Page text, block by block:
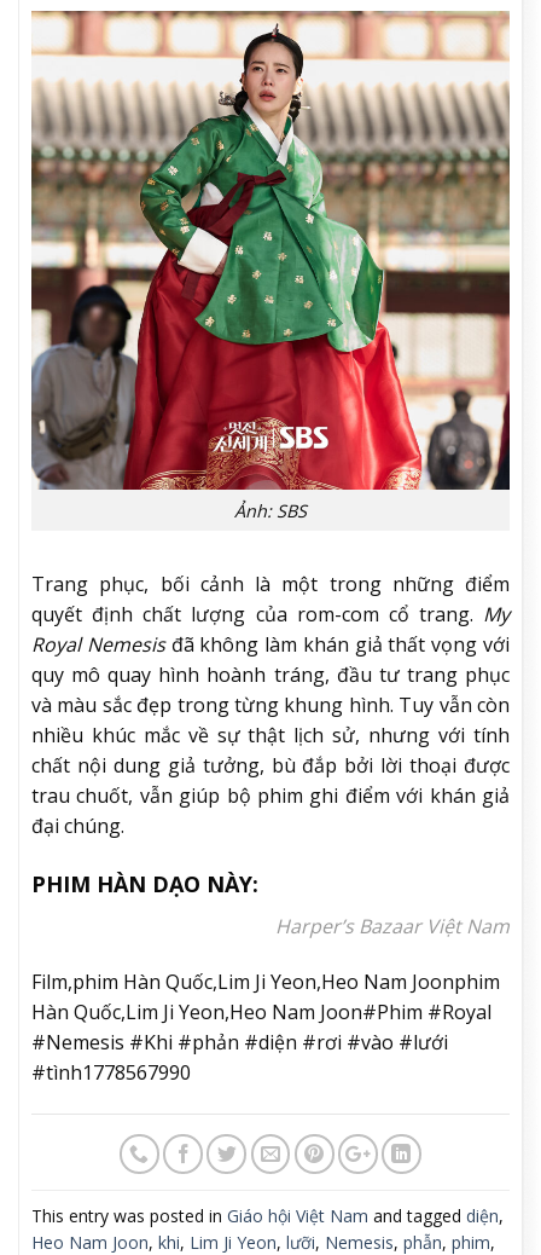
Ảnh: SBS
Trang phục, bối cảnh là một trong những điểm
quyết định chất lượng của rom-com cổ trang. My
Royal Nemesisđã không làm khán giả thất vọng với
quy mô quay hình hoành tráng, đầu tư trang phục
và màu sắc đẹp trong từng khung hình. Tuy vẫn còn
nhiều khúc mắc về sự thật lịch sử, nhưng với tính
chất nội dung giả tưởng, bù đắp bởi lời thoại được
trau chuốt, vẫn giúp bộ phim ghi điểm với khán giả
đại chúng.
PHIM HÀN DẠO NÀY:
Harper’s Bazaar Việt Nam
Film,phim Hàn Quốc,Lim Ji Yeon,Heo Nam Joonphim
Hàn Quốc,Lim Ji Yeon,Heo Nam Joon#Phim #Royal
#Nemesis #Khi #phản #diện #rơi #vào #lưới
#tình1778567990
This entry was posted in Giáo hội Việt Nam and tagged diện,
Heo Nam Joon, khi, Lim Ji Yeon, lưỡi, Nemesis, phẫn, phim,